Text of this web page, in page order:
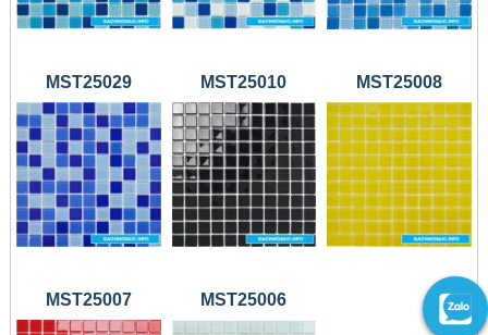
MST25029 MST25010 MST25008
MST25007 MST25006